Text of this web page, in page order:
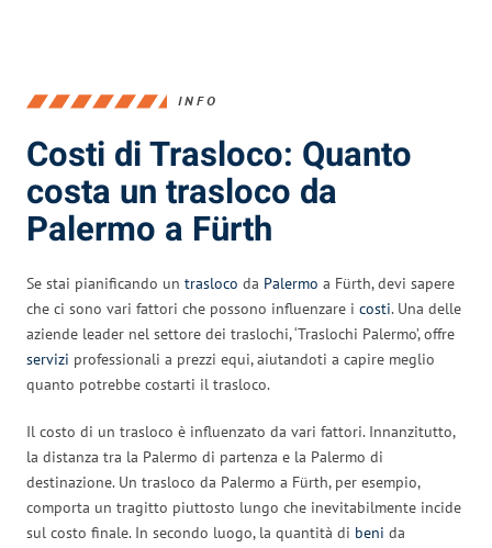
INFO
Costi di Trasloco: Quanto
costa un trasloco da
Palermo a Fürth
Se stai pianificando un trasloco da Palermo a Fürth, devi sapere
che ci sono vari fattori che possono influenzare i costi. Una delle
aziende leader nel settore dei traslochi, ‘Traslochi Palermo’, offre
servizi professionali a prezzi equi, aiutandoti a capire meglio
quanto potrebbe costarti il trasloco.
Il costo di un trasloco è influenzato da vari fattori. Innanzitutto,
la distanza tra la Palermo di partenza e la Palermo di
destinazione. Un trasloco da Palermo a Fürth, per esempio,
comporta un tragitto piuttosto lungo che inevitabilmente incide
sul costo finale. In secondo luogo, la quantità di beni da